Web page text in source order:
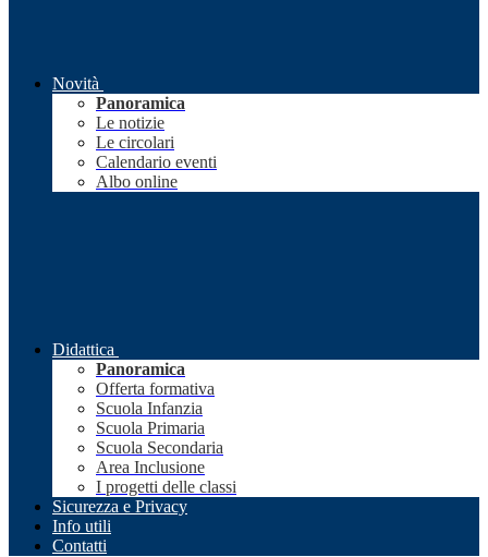
Novità
Panoramica
Le notizie
Le circolari
Calendario eventi
Albo online
Didattica
Panoramica
Offerta formativa
Scuola Infanzia
Scuola Primaria
Scuola Secondaria
Area Inclusione
I progetti delle classi
Sicurezza e Privacy
Info utili
Contatti